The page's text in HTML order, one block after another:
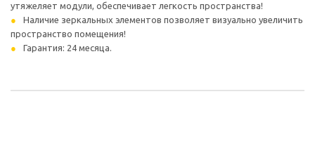
утяжеляет модули, обеспечивает легкость пространства!
Наличие зеркальных элементов позволяет визуально увеличить
пространство помещения!
Гарантия: 24 месяца.